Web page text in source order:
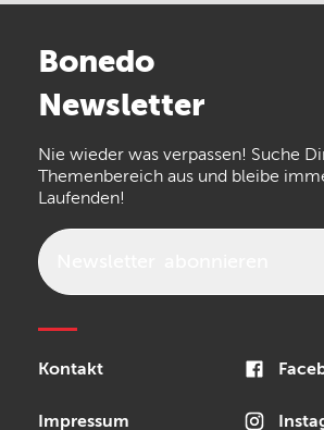
Arturia
the t.bone
Walrus Audio Epiphone
Bonedo
Newsletter
Nie wieder was verpassen! Suche
Themenbereich aus und bleibe
Laufenden!
Kontakt
Impressum